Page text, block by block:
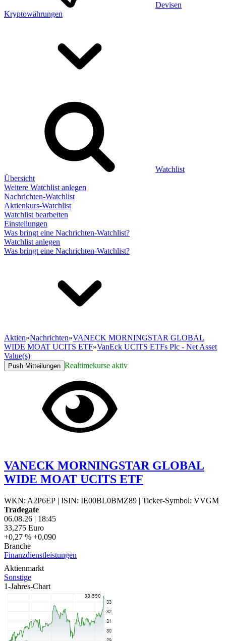
Devisen
Kryptowährungen
Watchlist
Übersicht
Weitere Watchlist anlegen
Nachrichten-Watchlist
Aktienkurs-Watchlist
Watchlist bearbeiten
Einstellungen
Was bringt eine Nachrichten-Watchlist?
Watchlist anlegen
Was bringt eine Nachrichten-Watchlist?
Aktien»Nachrichten»VANECK MORNINGSTAR GLOBAL
WIDE MOAT UCITS ETF»VanEck UCITS ETFs Plc - Net Asset
Value(s)
Push Mitteilungen Realtimekurse aktiv
VANECK MORNINGSTAR GLOBAL
WIDE MOAT UCITS ETF
WKN: A2P6EP | ISIN: IE00BL0BMZ89 | Ticker-Symbol: VVGM
Tradegate
06.08.26 | 18:45
33,275 Euro
+0,27 % +0,090
Branche
Finanzdienstleistungen
Aktienmarkt
Sonstige
1-Jahres-Chart